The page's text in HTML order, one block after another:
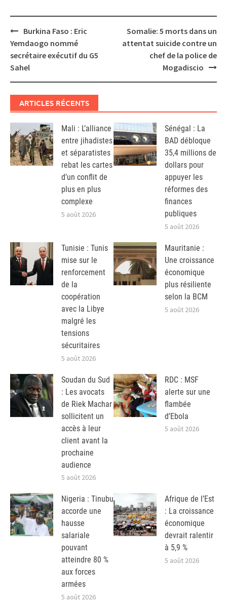
Post
navigation
Burkina Faso : Eric
Yemdaogo nommé
secrétaire exécutif du G5
Sahel
Somalie: 5 morts dans un
attentat suicide contre un
chef de la police de
Mogadiscio
ARTICLES RÉCENTS
Mali : L’alliance
entre jihadistes
et séparatistes
rebat les cartes
d’un conflit de
plus en plus
complexe
5 août 2026
Sénégal : La
BAD débloque
35,4 millions de
dollars pour
appuyer les
réformes des
finances
publiques
5 août 2026
Tunisie : Tunis
mise sur le
renforcement
de la
coopération
avec la Libye
malgré les
tensions
sécuritaires
5 août 2026
Mauritanie :
Une croissance
économique
plus résiliente
selon la BCM
5 août 2026
Soudan du Sud
: Les avocats
de Riek Machar
sollicitent un
accès à leur
client avant la
prochaine
audience
5 août 2026
RDC : MSF
alerte sur une
flambée
d’Ebola
5 août 2026
Nigeria : Tinubu
accorde une
hausse
salariale
pouvant
atteindre 80 %
aux forces
armées
5 août 2026
Afrique de l’Est
: La croissance
économique
devrait ralentir
à 5,9 %
5 août 2026